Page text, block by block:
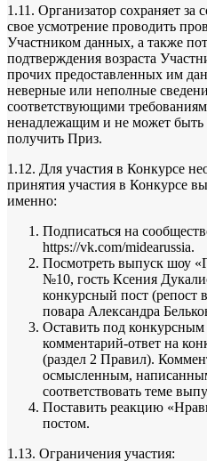
1.11. Организатор сохраняет за
свое усмотрение проводить
Участником данных, а также
подтверждения возраста
прочих предоставленных им
неверные или неполные
соответствующими
ненадлежащим и не может быть
получить Приз.
1.12. Для участия в Конкурсе
принятия участия в Конкурсе
именно:
Подписаться на
https://vk.com/midearussia.
Посмотреть выпуск шоу
№10, гость Ксения
конкурсный пост (репост
повара Александра
Оставить под
комментарий-ответ на
(раздел 2 Правил).
осмысленным,
соответствовать теме
Поставить реакцию
постом.
1.13. Ограничения участия: